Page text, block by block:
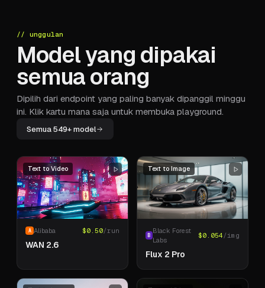
// unggulan
Model yang dipakai
semua orang
Dipilih dari endpoint yang paling banyak dipanggil minggu
ini. Klik kartu mana saja untuk membuka playground.
Semua 549+ model
Text to Video
A Alibaba $0.50/run
WAN 2.6
Text to Image
B
Black Forest
Labs
$0.054/img
Flux 2 Pro